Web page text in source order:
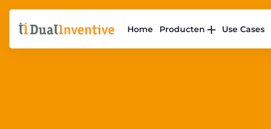
Home Producten Use Cases